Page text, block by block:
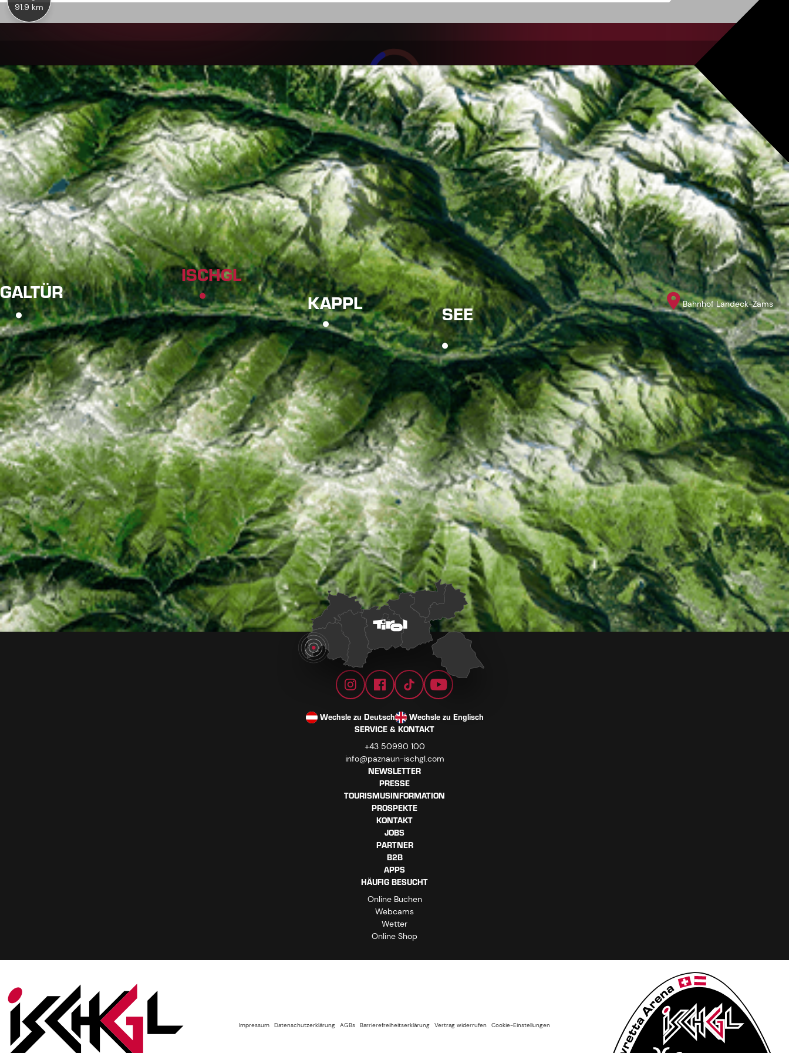
91.9 km
GALTÜR
ISCHGL
KAPPL
SEE Bahnhof Landeck-Zams
Wechsle zu Deutsch
Wechsle zu Englisch
SERVICE & KONTAKT
+43 50990 100
info@paznaun-ischgl.com
NEWSLETTER
PRESSE
TOURISMUSINFORMATION
PROSPEKTE
KONTAKT
JOBS
PARTNER
B2B
APPS
HÄUFIG BESUCHT
Online Buchen
Webcams
Wetter
Online Shop
Impressum Datenschutzerklärung AGBs Barrierefreiheitserklärung Vertrag widerrufen Cookie-Einstellungen